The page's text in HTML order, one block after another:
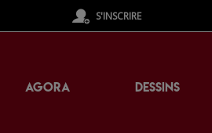
S'INSCRIRE
AGORA DESSINS